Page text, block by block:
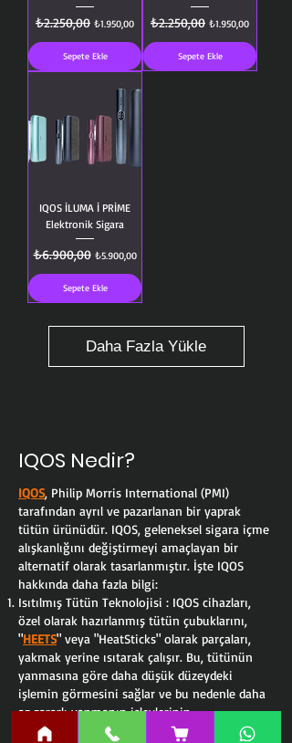
Normal Fiyat
₺2.250,00 İndirimli Fiyat
₺1.950,00
Sepete Ekle
Normal Fiyat
₺2.250,00 İndirimli Fiyat
₺1.950,00
Sepete Ekle
IQOS İLUMA İ PRİME
Elektronik Sigara
Normal Fiyat
₺6.900,00 İndirimli Fiyat
₺5.900,00
Sepete Ekle
Daha Fazla Yükle
IQOS Nedir?
IQOS, Philip Morris International (PMI)
tarafından ayrıl ve pazarlanan bir yaprak
tütün ürünüdür. IQOS, geleneksel sigara içme
alışkanlığını değiştirmeyi amaçlayan bir
alternatif olarak tasarlanmıştır. İşte IQOS
hakkında daha fazla bilgi:
Isıtılmış Tütün Teknolojisi : IQOS cihazları,
özel olarak hazırlanmış tütün çubuklarını,
"HEETS" veya "HeatSticks" olarak parçaları,
yakmak yerine ısıtarak çalışır. Bu, tütünün
yanmasına göre daha düşük düzeydeki
işlemin görmesini sağlar ve bu nedenle daha
az zararlı yanmanın işlevlerinin
fonksiyonlarını yerine getirir.